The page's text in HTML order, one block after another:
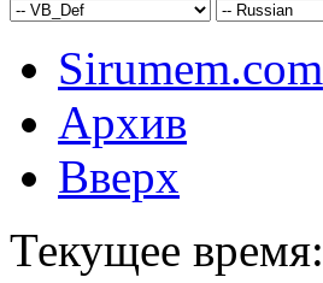
Sirumem.com
Архив
Вверх
Текущее время: